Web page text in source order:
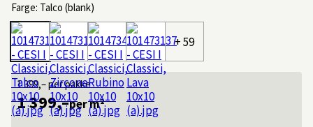
Farge: Talco (blank)
+ 59
1 399,–per pakke
1 399,–per m²